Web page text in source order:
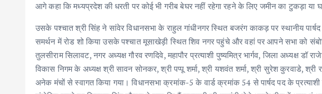
आगे कहा कि मध्यप्रदेश की धरती पर कोई भी गरीब बेघर नहीं रहेगा रहने के लिए जमीन का टुकड़ा या
उसके पश्चात श्री सिंह ने सांवेर विधानसभा के राहुल गांधीनगर स्थित बजरंग काकड़ पर स्थानीय
समर्थन में रोड शो किया उसके पश्चात मूसाखेड़ी स्थित शिव नगर पहुंचे और वहां पर आपने सभा को
तुलसीराम सिलावट, नगर अध्यक्ष गौरव रणदिवे, महापौर प्रत्याशी पुष्यमित्र भार्गव, जिला अध्यक्ष डॉ
विकास निगम के अध्यक्ष श्री सावन सोनकर, श्री पप्पू शर्मा, श्री यशवंत शर्मा, श्री सुरेश कुरवाडे,
अनेक मंचों से स्वागत किया गया। विधानसभा क्रमांक-5 के वार्ड क्रमांक 54 से पार्षद पद के